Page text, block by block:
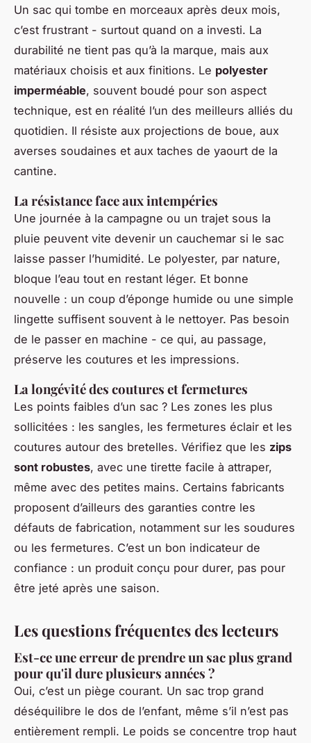
Un sac qui tombe en morceaux après deux mois,
c’est frustrant - surtout quand on a investi. La
durabilité ne tient pas qu’à la marque, mais aux
matériaux choisis et aux finitions. Le polyester
imperméable, souvent boudé pour son aspect
technique, est en réalité l’un des meilleurs alliés du
quotidien. Il résiste aux projections de boue, aux
averses soudaines et aux taches de yaourt de la
cantine.
La résistance face aux intempéries
Une journée à la campagne ou un trajet sous la
pluie peuvent vite devenir un cauchemar si le sac
laisse passer l’humidité. Le polyester, par nature,
bloque l’eau tout en restant léger. Et bonne
nouvelle : un coup d’éponge humide ou une simple
lingette suffisent souvent à le nettoyer. Pas besoin
de le passer en machine - ce qui, au passage,
préserve les coutures et les impressions.
La longévité des coutures et fermetures
Les points faibles d’un sac ? Les zones les plus
sollicitées : les sangles, les fermetures éclair et les
coutures autour des bretelles. Vérifiez que les zips
sont robustes, avec une tirette facile à attraper,
même avec des petites mains. Certains fabricants
proposent d’ailleurs des garanties contre les
défauts de fabrication, notamment sur les soudures
ou les fermetures. C’est un bon indicateur de
confiance : un produit conçu pour durer, pas pour
être jeté après une saison.
Les questions fréquentes des lecteurs
Est-ce une erreur de prendre un sac plus grand
pour qu'il dure plusieurs années ?
Oui, c’est un piège courant. Un sac trop grand
déséquilibre le dos de l’enfant, même s’il n’est pas
entièrement rempli. Le poids se concentre trop haut